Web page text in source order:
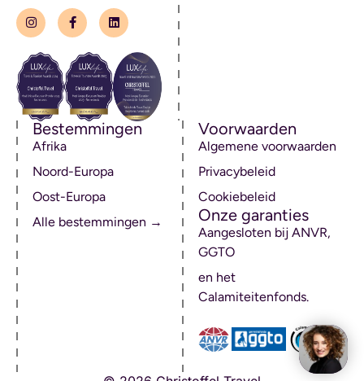
Bestemmingen
Afrika
Noord-Europa
Oost-Europa
Alle bestemmingen →
Voorwaarden
Algemene voorwaarden
Privacybeleid
Cookiebeleid
Onze garanties
Aangesloten bij ANVR,
GGTO
en het
Calamiteitenfonds.